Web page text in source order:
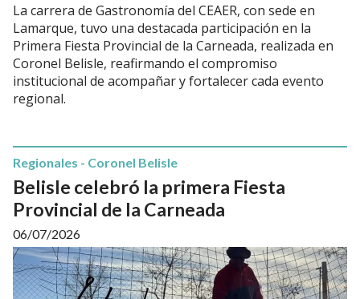
La carrera de Gastronomía del CEAER, con sede en
Lamarque, tuvo una destacada participación en la
Primera Fiesta Provincial de la Carneada, realizada en
Coronel Belisle, reafirmando el compromiso
institucional de acompañar y fortalecer cada evento
regional.
Belisle celebró la primera Fiesta
Provincial de la Carneada
Regionales - Coronel Belisle
06/07/2026